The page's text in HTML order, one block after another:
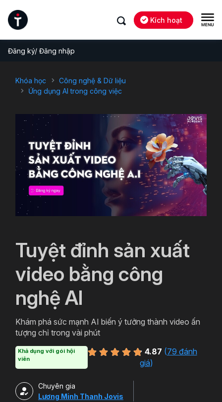
Kích hoạt
Đăng ký/ Đăng nhập
Khóa học
Công nghệ & Dữ liệu
Ứng dụng AI trong công việc
Tuyệt đỉnh sản xuất
video bằng công
nghệ AI
Khám phá sức mạnh AI biến ý tưởng thành video ấn
tượng chỉ trong vài phút
Khả dụng với gói hội
viên
4.87 (79 đánh
giá)
Chuyên gia
Lương Minh Thanh Jovis